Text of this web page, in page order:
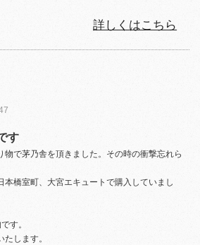
詳しくはこちら
す
物で茅乃舎を頂きました。その時の衝撃忘れら
本橋室町、大宮エキュートで購入していまし
す。
します。